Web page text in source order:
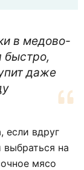
в медово-
быстро,
даже
если вдруг
на
мясо